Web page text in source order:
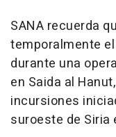
SANA recuerda
temporalmente
durante una
en Saida al
incursiones
suroeste de Siria